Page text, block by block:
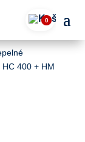
0
400 + HM